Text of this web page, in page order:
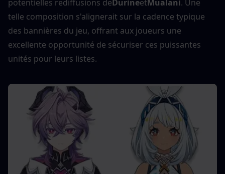
potentielles rediffusions deDurineetMualani. Une
telle composition s'alignerait sur la cadence typique
des bannières du jeu, offrant aux joueurs une
excellente opportunité de sécuriser ces puissantes
unités pour leurs listes.